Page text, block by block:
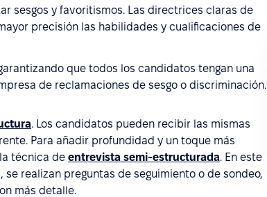
sesgos y favoritismos. Las directrices claras de
precisión las habilidades y cualificaciones de
que todos los candidatos tengan una
de reclamaciones de sesgo o discriminación.
. Los candidatos pueden recibir las mismas
Para añadir profundidad y un toque más
técnica de entrevista semi-estructurada. En este
realizan preguntas de seguimiento o de sondeo,
más detalle.